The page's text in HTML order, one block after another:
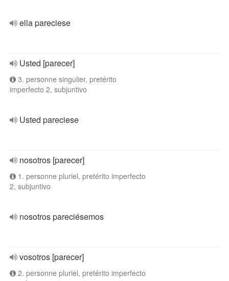
ella pareciese
Usted [parecer]
3. personne singulier, pretérito
imperfecto 2, subjuntivo
Usted pareciese
nosotros [parecer]
1. personne pluriel, pretérito imperfecto
2, subjuntivo
nosotros pareciésemos
vosotros [parecer]
2. personne pluriel, pretérito imperfecto